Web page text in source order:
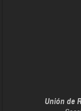
Unión de